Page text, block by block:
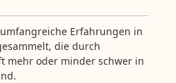
Erfahrungen in
die durch
mehr oder minder schwer in